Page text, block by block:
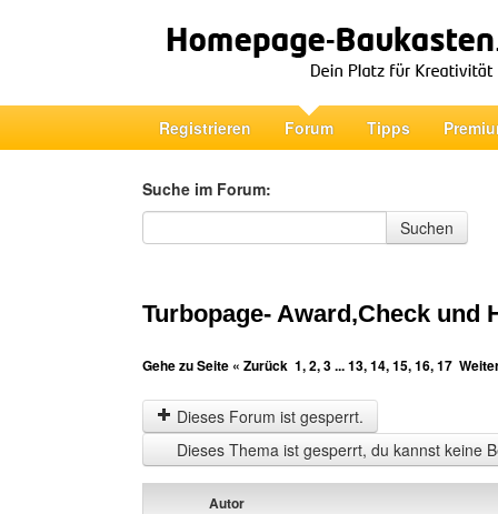
Registrieren Forum Tipps
Suche im Forum:
Suche im Forum
Suchen
Turbopage- Award,Check und
Gehe zu Seite « Zurück 1,2,3...13,14,15,16,17
Dieses Forum ist gesperrt.
Dieses Thema ist gesperrt, du kannst keine
Autor